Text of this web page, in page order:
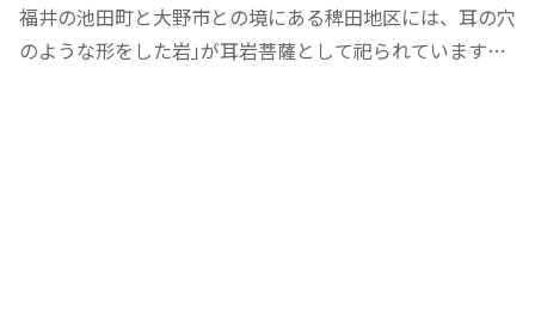
福井の池田町と大野市との境にある稗田地区には、耳の穴
のような形をした岩｣が耳岩菩薩として祀られています。